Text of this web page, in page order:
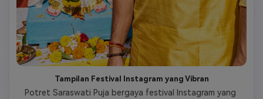
Tampilan Festival Instagram yang Vibran
Potret Saraswati Puja bergaya festival Instagram yang